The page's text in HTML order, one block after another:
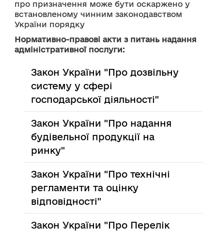
про призначення може бути оскаржено у
встановленому чинним законодавством
України порядку
Нормативно-правові акти з питань надання
адміністративної послуги:
Закон України "Про дозвільну
систему у сфері
господарської діяльності"
Закон України "Про надання
будівельної продукції на
ринку"
Закон України "Про технічні
регламенти та оцінку
відповідності"
Закон України "Про Перелік